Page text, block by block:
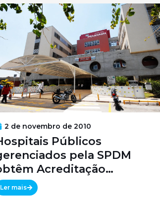
2 de novembro de 2010
Públicos
pela SPDM
Acreditação
Ler mais